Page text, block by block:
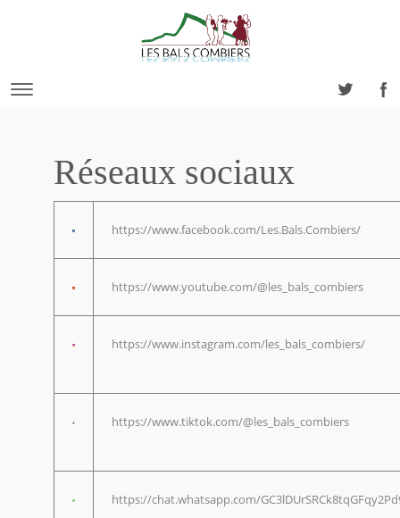
Réseaux sociaux
https://www.facebook.com/Les.Bals.Combiers/
https://www.youtube.com/@les_bals_combiers
https://www.instagram.com/les_bals_combiers/
https://www.tiktok.com/@les_bals_combiers
https://chat.whatsapp.com/